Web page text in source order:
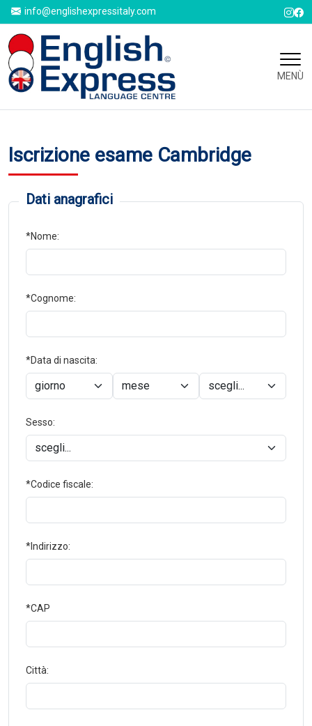
info@englishexpressitaly.com
MENÙ
Iscrizione esame Cambridge
Dati anagrafici
*Nome:
*Cognome:
*Data di nascita:
Sesso:
*Codice fiscale:
*Indirizzo:
*CAP
Città: